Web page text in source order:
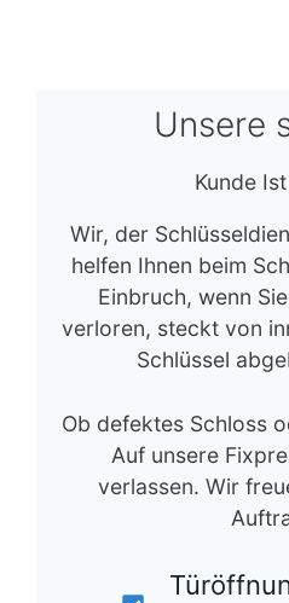
Unsere
Kunde
Wir, der
helfen Ihnen beim
Einbruch, wenn
verloren, steckt von
Schlüssel
Ob defektes Schloss
Auf unsere
verlassen. Wir